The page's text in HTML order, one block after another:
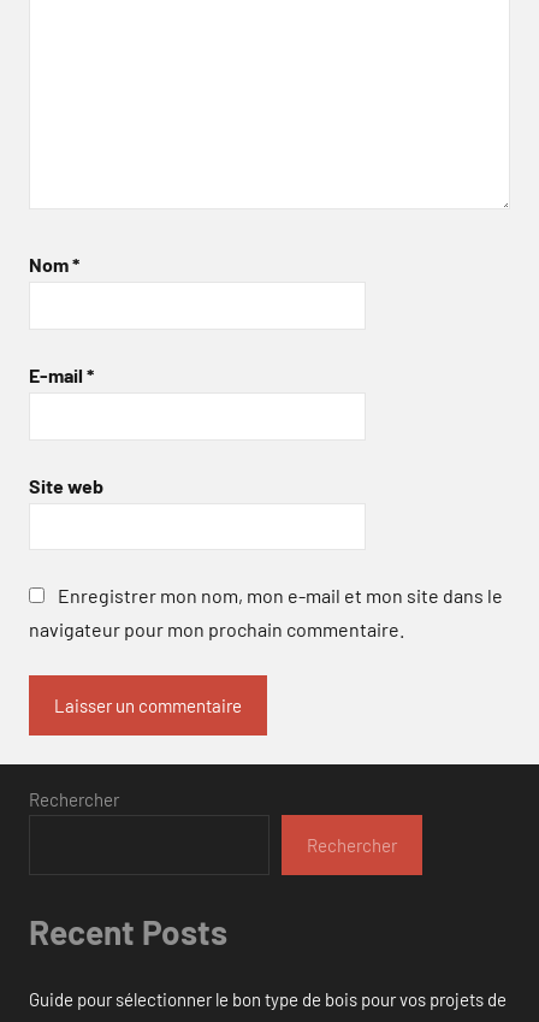
Nom*
E-mail *
Site web
Enregistrer mon nom, mon e-mail et mon site dans le
navigateur pour mon prochain commentaire.
Rechercher
Rechercher
Recent Posts
Guide pour sélectionner le bon type de bois pour vos projets de